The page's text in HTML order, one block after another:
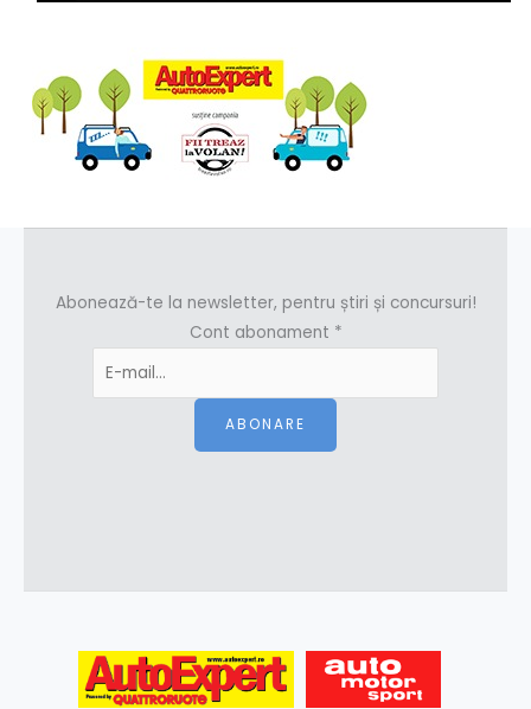
Abonează-te la newsletter, pentru știri și concursuri!
Cont abonament *
ABONARE